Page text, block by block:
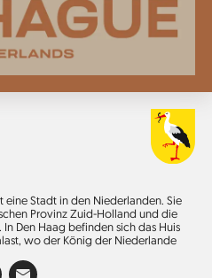
eine Stadt in den Niederlanden. Sie
Provinz Zuid-Holland und die
Den Haag befinden sich das Huis
wo der König der Niederlande